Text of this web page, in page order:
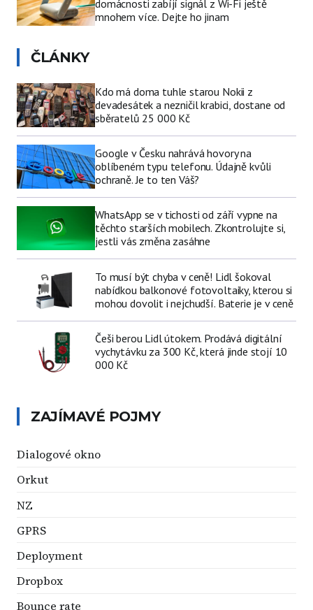
domácnosti zabíjí signál z Wi-Fi ještě
mnohem více. Dejte ho jinam
ČLÁNKY
Kdo má doma tuhle starou Nokii z
devadesátek a nezničil krabici, dostane od
sběratelů 25 000 Kč
Google v Česku nahrává hovory na
oblíbeném typu telefonu. Údajně kvůli
ochraně. Je to ten Váš?
WhatsApp se v tichosti od září vypne na
těchto starších mobilech. Zkontrolujte si,
jestli vás změna zasáhne
To musí být chyba v ceně! Lidl šokoval
nabídkou balkonové fotovoltaiky, kterou si
mohou dovolit i nejchudší. Baterie je v ceně
Češi berou Lidl útokem. Prodává digitální
vychytávku za 300 Kč, která jinde stojí 10
000 Kč
ZAJÍMAVÉ POJMY
Dialogové okno
Orkut
NZ
GPRS
Deployment
Dropbox
Bounce rate